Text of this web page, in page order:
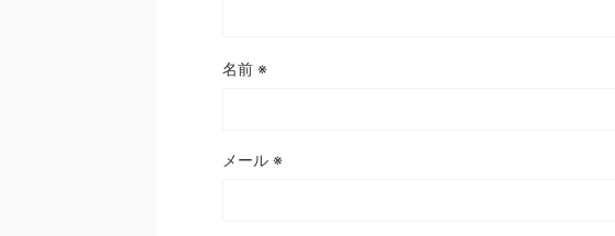
名前 ※
メール ※